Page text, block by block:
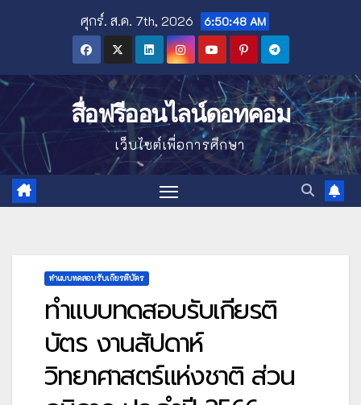
ศุกร์. ส.ค. 7th, 2026 6:50:49 AM
สื่อฟรีออนไลน์ดอทคอม
เว็บไซต์เพื่อการศึกษา
ทำแบบทดสอบรับเกียรติบัตร
ทำแบบทดสอบรับเกียรติ
บัตร งานสัปดาห์
วิทยาศาสตร์แห่งชาติ ส่วน